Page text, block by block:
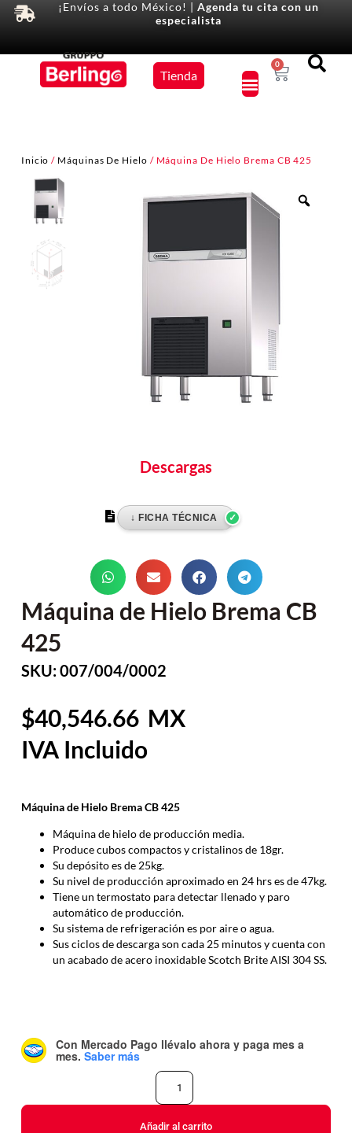
¡Envíos a todo México! | Agenda tu cita con un
especialista
Tienda
0
Inicio / Máquinas De Hielo / Máquina De Hielo Brema CB 425
Descargas
Máquina de Hielo Brema CB
425
SKU: 007/004/0002
40,546.66
Máquina de Hielo Brema CB 425
Máquina de hielo de producción media.
Produce cubos compactos y cristalinos de 18gr.
Su depósito es de 25kg.
Su nivel de producción aproximado en 24 hrs es de 47kg.
Tiene un termostato para detectar llenado y paro
automático de producción.
Su sistema de refrigeración es por aire o agua.
Sus ciclos de descarga son cada 25 minutos y cuenta con
un acabado de acero inoxidable Scotch Brite AISI 304 SS.
Con Mercado Pago llévalo ahora y paga mes a
mes. Saber más
Añadir al carrito